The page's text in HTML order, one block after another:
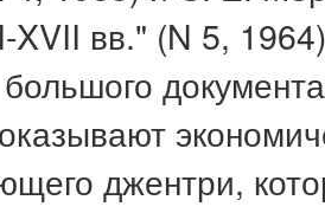
XVII вв." (N 5,
джентри,